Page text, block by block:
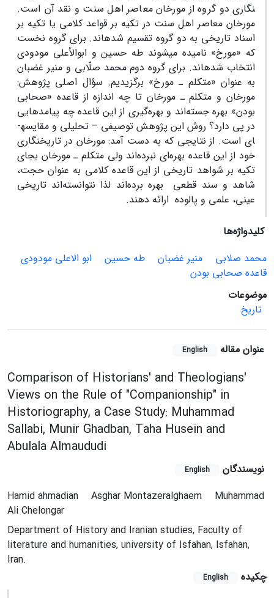
نگاری دو گروه از مورخان معاصر اهل سنت و نقد آن است.
مورخان معاصر اهل سنت در تکیه بر قواعد کلامی یا تکیه بر
اسناد تاریخی به دو گروه تقسیم شده­اند. برای گروه نخست
که «مورخ» نامیده می­شوند طه حسین و ابوالأعلی مودودی
انتخاب شده­اند. برای گروه دوم محمد صلّابی و منیر غضبان
به عنوان «متکلم ـ مورخ» برگزیدیم. سؤال اصلی پژوهش:
مورخان و متکلم ـ مورخان تا چه اندازه از قاعده «صحابی
بودن» بهره جسته‌اند و بهره‌گیری از این قاعده چه پیامد­هایی
در پی دارد؟ روش این پژوهش توصیفی – تحلیلی و مقایسه­
ای است. از نتایجی که به دست آمد: مورخان در تاریخ­نگاری
خود از این قاعده بهره‌ای نبرده‌اند ولی متکلم ـ مورخان بجای
تکیه بر شواهد تاریخی از این قاعده کلامی به عنوان حجت،
شاهد و سند قطعی بهره برده‌اند لذا نتوانسته‌اند تاریخی
عینی، علمی و پالوده ارائه دهند.
کلیدواژه‌ها
محمد صلابی
منیر غضبان طه حسین
ابو الاعلی مودودی
قاعده صحابی بودن
موضوعات
تاریخ
عنوان مقاله English
Comparison of Historians' and Theologians'
Views on the Rule of "Companionship" in
Historiography, a Case Study: Muhammad
Sallabi, Munir Ghadban, Taha Husein and
Abulala Almaududi
نویسندگان English
Hamid ahmadian Asghar Montazeralghaem
Muhammad
Ali Chelongar
Department of History and Iranian studies, Faculty of
literature and humanities, university of Isfahan, Isfahan,
Iran.
چکیده
English